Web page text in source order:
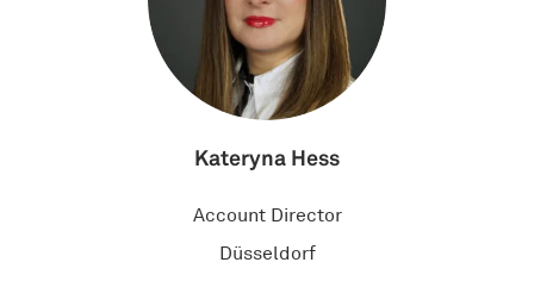
Kateryna Hess
Account Director
Düsseldorf